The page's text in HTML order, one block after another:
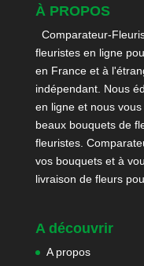
À PROPOS
Comparateur-
fleuristes en ligne
en France et à
indépendant. Nous
en ligne et nous
beaux bouquets de
fleuristes.
vos bouquets et à
livraison de fleurs
A découvrir
A propos